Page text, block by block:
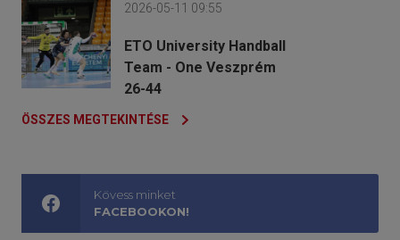
2026-05-11 09:55
ETO University Handball
Team - One Veszprém
26-44
ÖSSZES MEGTEKINTÉSE
Kövess minket
FACEBOOKON!